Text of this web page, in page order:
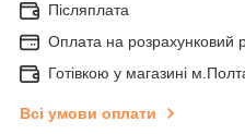
Післяплата
Оплата на розрахунковий
Готівкою у магазині
Всі умови оплати